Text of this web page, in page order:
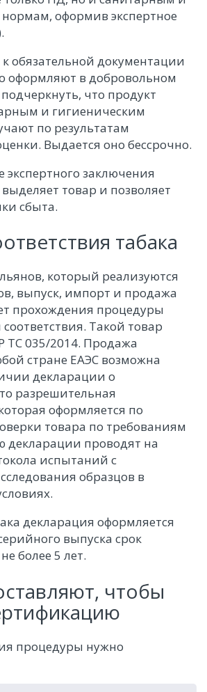
оформив экспертное
к обязательной документации
оформляют в добровольном
что продукт
и гигиеническим
по результатам
Выдается оно бессрочно.
экспертного заключения
товар и позволяет
сбыта.
табака
который реализуются
выпуск, импорт и продажа
прохождения процедуры
Такой товар
ТС 035/2014. Продажа
стране ЕАЭС возможна
декларации о
разрешительная
оформляется по
товара по требованиям
декларации проводят на
испытаний с
образцов в
декларация оформляется
выпуска срок
более 5 лет.
чтобы
процедуры нужно